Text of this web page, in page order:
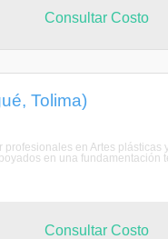
Consultar Costo
Tolima)
en Artes plásticas
en una fundamentación
Consultar Costo